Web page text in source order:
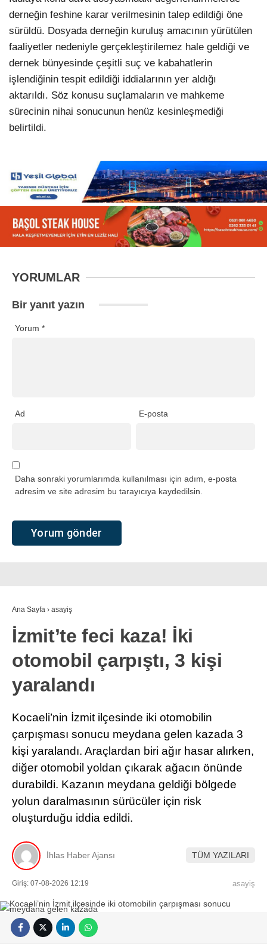
derneğin feshine karar verilmesinin talep edildiği öne
sürüldü. Dosyada derneğin kuruluş amacının yürütülen
faaliyetler nedeniyle gerçekleştirilemez hale geldiği ve
dernek bünyesinde çeşitli suç ve kabahatlerin
işlendiğinin tespit edildiği iddialarının yer aldığı
aktarıldı. Söz konusu suçlamaların ve mahkeme
sürecinin nihai sonucunun henüz kesinleşmediği
belirtildi.
YORUMLAR
Bir yanıt yazın
Yorum *
Ad E-posta
Daha sonraki yorumlarımda kullanılması için adım, e-posta
adresim ve site adresim bu tarayıcıya kaydedilsin.
Ana Sayfa › asayiş
İzmit’te feci kaza! İki
otomobil çarpıştı, 3 kişi
yaralandı
Kocaeli’nin İzmit ilçesinde iki otomobilin
çarpışması sonucu meydana gelen kazada 3
kişi yaralandı. Araçlardan biri ağır hasar alırken,
diğer otomobil yoldan çıkarak ağacın önünde
durabildi. Kazanın meydana geldiği bölgede
yolun daralmasının sürücüler için risk
oluşturduğu iddia edildi.
İhlas Haber Ajansı TÜM YAZILARI
Giriş: 07-08-2026 12:19 asayiş